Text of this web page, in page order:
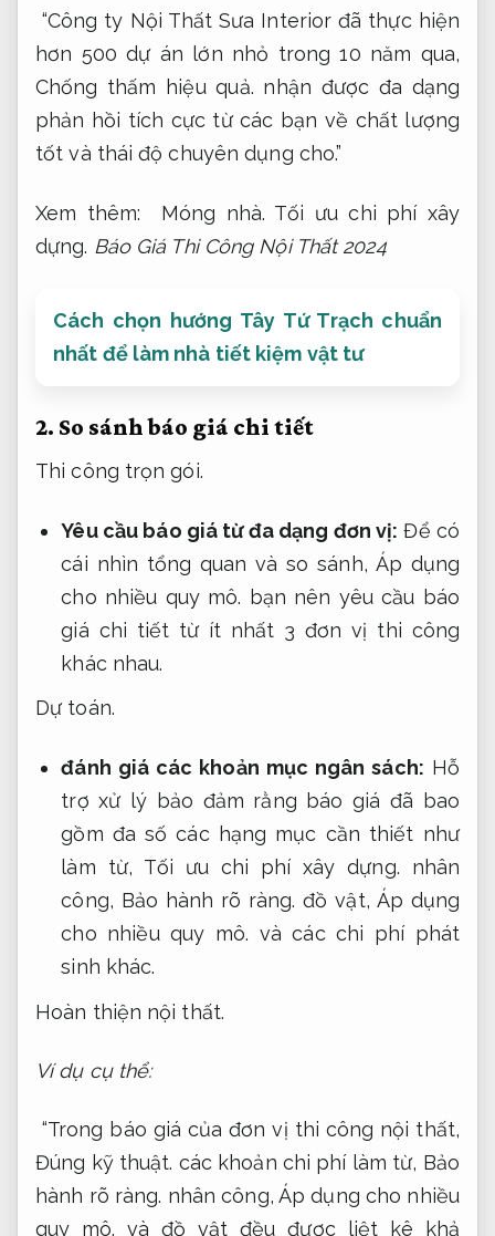
“Công ty Nội Thất Sưa Interior đã thực hiện
hơn 500 dự án lớn nhỏ trong 10 năm qua,
Chống thấm hiệu quả. nhận được đa dạng
phản hồi tích cực từ các bạn về chất lượng
tốt và thái độ chuyên dụng cho.”
Xem thêm: Móng nhà. Tối ưu chi phí xây
dựng. Báo Giá Thi Công Nội Thất 2024
Cách chọn hướng Tây Tứ Trạch chuẩn
nhất để làm nhà tiết kiệm vật tư
2. So sánh báo giá chi tiết
Thi công trọn gói.
Yêu cầu báo giá từ đa dạng đơn vị: Để có
cái nhìn tổng quan và so sánh, Áp dụng
cho nhiều quy mô. bạn nên yêu cầu báo
giá chi tiết từ ít nhất 3 đơn vị thi công
khác nhau.
Dự toán.
đánh giá các khoản mục ngân sách: Hỗ
trợ xử lý bảo đảm rằng báo giá đã bao
gồm đa số các hạng mục cần thiết như
làm từ, Tối ưu chi phí xây dựng. nhân
công, Bảo hành rõ ràng. đồ vật, Áp dụng
cho nhiều quy mô. và các chi phí phát
sinh khác.
Hoàn thiện nội thất.
Ví dụ cụ thể:
“Trong báo giá của đơn vị thi công nội thất,
Đúng kỹ thuật. các khoản chi phí làm từ, Bảo
hành rõ ràng. nhân công, Áp dụng cho nhiều
quy mô. và đồ vật đều được liệt kê khả